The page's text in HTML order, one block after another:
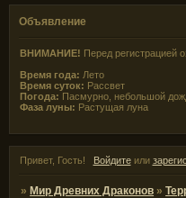
Объявление
ВНИМАНИЕ! Перед регистрацией
Время года: Лето
Время суток: Рассвет
Погода: Пасмурно, небольшой
Фаза луны: Растущая луна
Привет, Гость! Войдитеили
»Мир Древних Драконов »